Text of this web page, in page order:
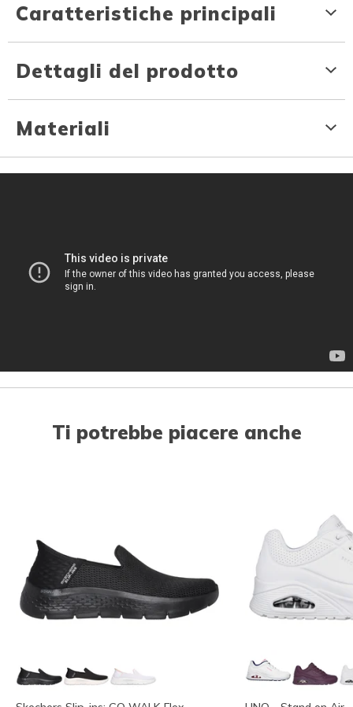
Caratteristiche principali
Dettagli del prodotto
Materiali
Ti potrebbe piacere anche